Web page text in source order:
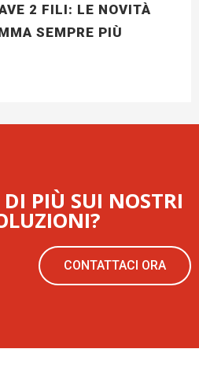
2 FILI: LE NOVITÀ
SEMPRE PIÙ
PIÙ SUI NOSTRI
CONTATTACI ORA